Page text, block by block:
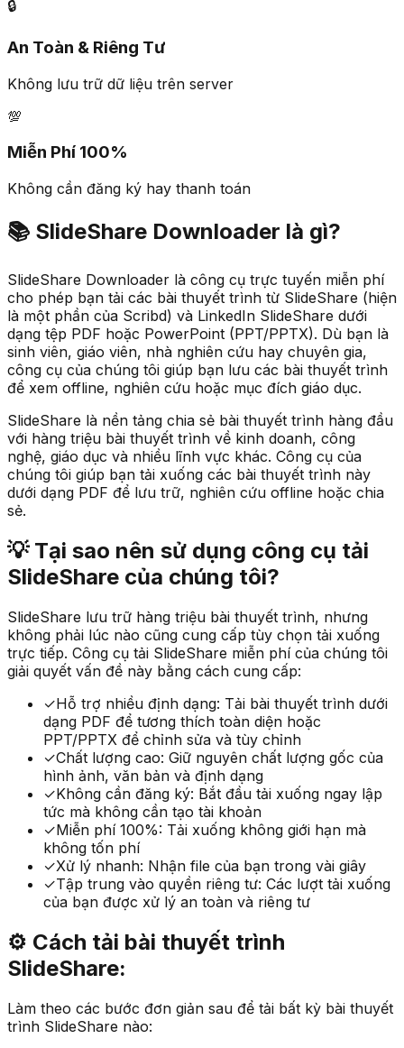
🔒
An Toàn & Riêng Tư
Không lưu trữ dữ liệu trên server
💯
Miễn Phí 100%
Không cần đăng ký hay thanh toán
📚 SlideShare Downloader là gì?
SlideShare Downloader là công cụ trực tuyến miễn phí
cho phép bạn tải các bài thuyết trình từ SlideShare (hiện
là một phần của Scribd) và LinkedIn SlideShare dưới
dạng tệp PDF hoặc PowerPoint (PPT/PPTX). Dù bạn là
sinh viên, giáo viên, nhà nghiên cứu hay chuyên gia,
công cụ của chúng tôi giúp bạn lưu các bài thuyết trình
để xem offline, nghiên cứu hoặc mục đích giáo dục.
SlideShare là nền tảng chia sẻ bài thuyết trình hàng đầu
với hàng triệu bài thuyết trình về kinh doanh, công
nghệ, giáo dục và nhiều lĩnh vực khác. Công cụ của
chúng tôi giúp bạn tải xuống các bài thuyết trình này
dưới dạng PDF để lưu trữ, nghiên cứu offline hoặc chia
sẻ.
💡 Tại sao nên sử dụng công cụ tải
SlideShare của chúng tôi?
SlideShare lưu trữ hàng triệu bài thuyết trình, nhưng
không phải lúc nào cũng cung cấp tùy chọn tải xuống
trực tiếp. Công cụ tải SlideShare miễn phí của chúng tôi
giải quyết vấn đề này bằng cách cung cấp:
✓Hỗ trợ nhiều định dạng: Tải bài thuyết trình dưới
dạng PDF để tương thích toàn diện hoặc
PPT/PPTX để chỉnh sửa và tùy chỉnh
✓Chất lượng cao: Giữ nguyên chất lượng gốc của
hình ảnh, văn bản và định dạng
✓Không cần đăng ký: Bắt đầu tải xuống ngay lập
tức mà không cần tạo tài khoản
✓Miễn phí 100%: Tải xuống không giới hạn mà
không tốn phí
✓Xử lý nhanh: Nhận file của bạn trong vài giây
✓Tập trung vào quyền riêng tư: Các lượt tải xuống
của bạn được xử lý an toàn và riêng tư
⚙️ Cách tải bài thuyết trình
SlideShare:
Làm theo các bước đơn giản sau để tải bất kỳ bài thuyết
trình SlideShare nào: